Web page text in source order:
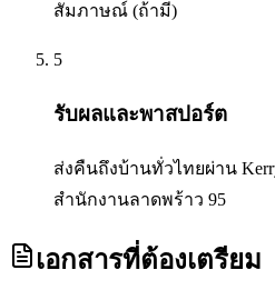
สัมภาษณ์ (ถ้ามี)
5
รับผลและพาสปอร์ต
ส่งคืนถึงบ้านทั่วไทยผ่าน
สำนักงานลาดพร้าว 95
เอกสารที่ต้องเตรียม